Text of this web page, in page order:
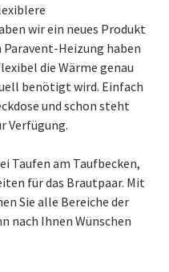
wir ein neues Produkt
Heizung haben
die Wärme genau
benötigt wird. Einfach
und schon steht
Verfügung.
Taufen am Taufbecken,
für das Brautpaar. Mit
Sie alle Bereiche der
nach Ihnen Wünschen